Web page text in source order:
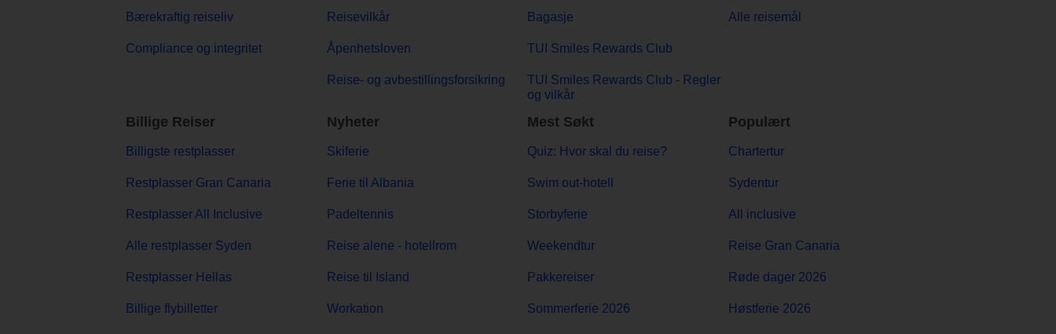
Bærekraftig reiseliv
Compliance og integritet
Reisevilkår
Åpenhetsloven
Reise- og avbestillingsforsikring
Bagasje
TUI Smiles Rewards Club
TUI Smiles Rewards Club - Regler
og vilkår
Alle reisemål
Billige Reiser
Billigste restplasser
Restplasser Gran Canaria
Restplasser All Inclusive
Alle restplasser Syden
Restplasser Hellas
Billige flybilletter
Nyheter
Skiferie
Ferie til Albania
Padeltennis
Reise alene - hotellrom
Reise til Island
Workation
Mest Søkt
Quiz: Hvor skal du reise?
Swim out-hotell
Storbyferie
Weekendtur
Pakkereiser
Sommerferie 2026
Populært
Chartertur
Sydentur
All inclusive
Reise Gran Canaria
Røde dager 2026
Høstferie 2026